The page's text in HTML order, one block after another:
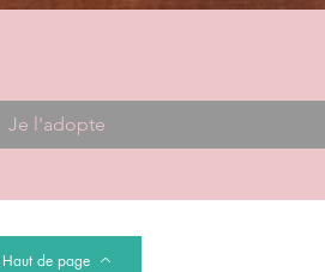
Je l'adopte
Haut de page